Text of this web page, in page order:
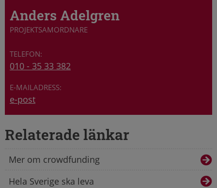
Anders Adelgren
PROJEKTSAMORDNARE
010 - 35 33 382
e-post
Relaterade länkar
Mer om crowdfunding
Hela Sverige ska leva